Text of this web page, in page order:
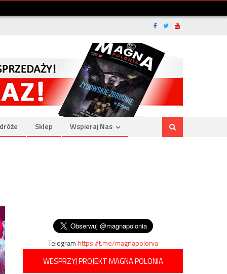
Sklep Wspieraj Nas
Telegramhttps://t.me/magnapolonia
WESPRZYJ PROJEKT MAGNA POLONIA